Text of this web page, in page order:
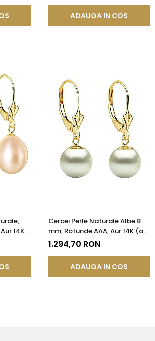
ADAUGA IN COS
14K
|
Cercei Perle Naturale Albe 8
mm, Rotunde AAA, Aur 14K (aur
585), Model Lalea |
1.294,70 RON
ADAUGA IN COS